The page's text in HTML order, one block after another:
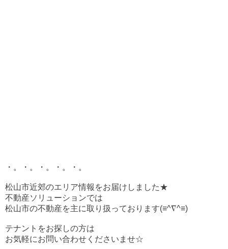
・。・。・。・。・。
松山市近郊のエリア情報をお届けしました★
不動産ソリューションでは
松山市の不動産を主に取り扱っております(≡^∇^≡)
テナントをお探しの方は
お気軽にお問い合わせくださいませ☆